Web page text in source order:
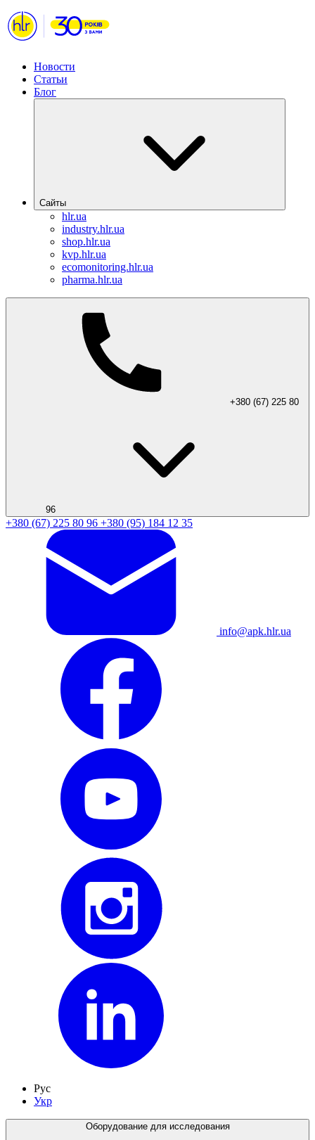
Новости
Статьи
Блог
Сайты
hlr.ua
industry.hlr.ua
shop.hlr.ua
kvp.hlr.ua
ecomonitoring.hlr.ua
pharma.hlr.ua
+380 (67) 225 80
96
+380 (67) 225 80 96 +380 (95) 184 12 35
info@apk.hlr.ua
Рус
Укр
Оборудование для исследования